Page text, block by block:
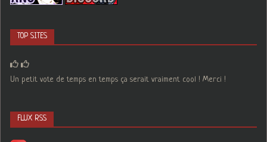
TOP SITES
Un petit vote de temps en temps ça serait vraiment cool ! Merci !
FLUX RSS